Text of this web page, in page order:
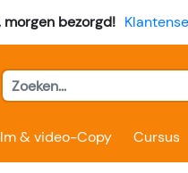
morgen bezorgd!
& video-Copy Cursus